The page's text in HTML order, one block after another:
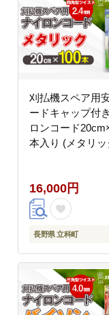
刈払機スペア用
ードキャップ付
ロンコード
本入り (メタリッ
16,000円
長野県 立科町